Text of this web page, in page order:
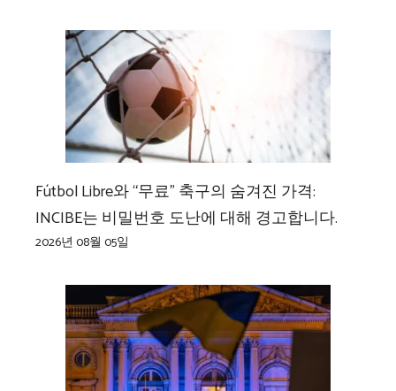
Fútbol Libre와 “무료” 축구의 숨겨진 가격:
INCIBE는 비밀번호 도난에 대해 경고합니다.
2026년 08월 05일